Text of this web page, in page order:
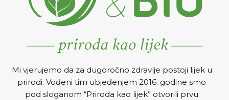
Mi vjerujemo da za dugoročno zdravlje postoji lijek u
prirodi. Vođeni tim ubjeđenjem 2016. godine smo
pod sloganom “Priroda kao lijek” otvorili prvu